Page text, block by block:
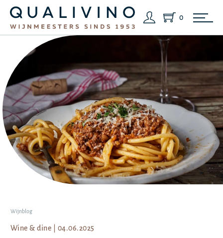
0
Wijnblog
Wine & dine | 04.06.2025